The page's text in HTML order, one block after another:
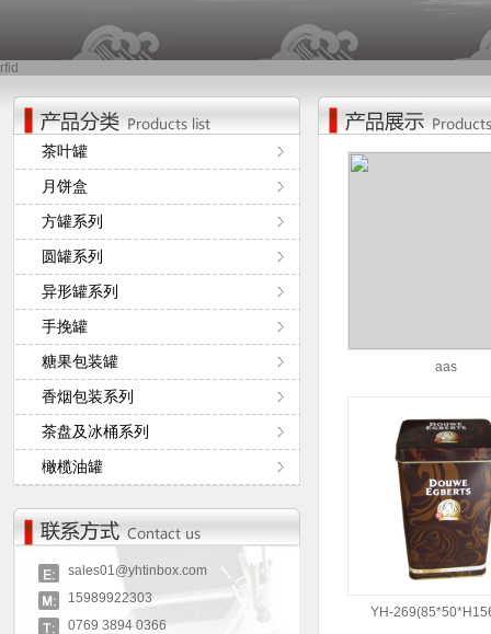
rfid
茶叶罐
月饼盒
方罐系列
圆罐系列
异形罐系列
手挽罐
糖果包装罐
香烟包装系列
茶盘及冰桶系列
橄榄油罐
sales01@yhtinbox.com
15989922303
0769 3894 0366
aas
YH-